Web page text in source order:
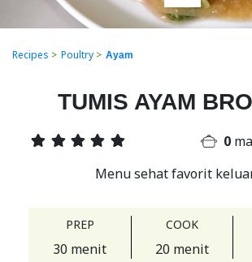
Recipes > Poultry > Ayam
TUMIS AYAM
0
Menu sehat favorit
PREP
30 menit
COOK
20 menit